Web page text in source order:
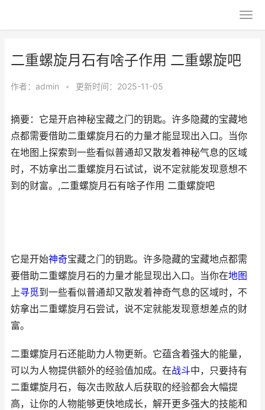
二重螺旋月石有啥子作用 二重螺旋吧
作者： admin • 更新时间：2025-11-05
摘要：它是开启神秘宝藏之门的钥匙。许多隐藏的宝藏地
点都需要借助二重螺旋月石的力量才能显现出入口。当你
在地图上探索到一些看似普通却又散发着神秘气息的区域
时，不妨拿出二重螺旋月石试试，说不定就能发现意想不
到的财富。,二重螺旋月石有啥子作用 二重螺旋吧
它是开始神奇宝藏之门的钥匙。许多隐藏的宝藏地点都需
要借助二重螺旋月石的力量才能显现出入口。当你在地图
上寻觅到一些看似普通却又散发着神奇气息的区域时，不
妨拿出二重螺旋月石尝试，说不定就能发现意想差点的财
富。
二重螺旋月石还能助力人物更新。它蕴含着强大的能量，
可以为人物提供额外的经验值加成。在战斗中，只要持有
二重螺旋月石，每次击败敌人后获取的经验都会大幅提
高，让你的人物能够更快地成长，解开更多强大的技能和